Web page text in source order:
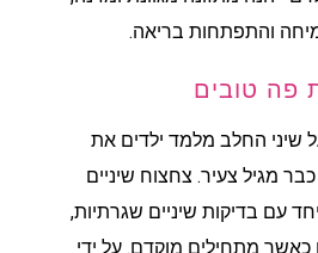
והתפתחות בריאה.
פה טובים
שיני החלב מלמד ילדים את
מגיל צעיר. צחצוח שיניים
עם בדיקות שיניים שגרתיות,
מתחילים מוקדם. על ידי